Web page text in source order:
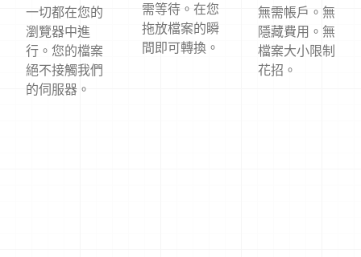
一切都在您的
瀏覽器中進
行。您的檔案
絕不接觸我們
的伺服器。
需等待。在您
拖放檔案的瞬
間即可轉換。
無需帳戶。無
隱藏費用。無
檔案大小限制
花招。